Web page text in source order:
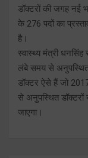
डॉक्टरों की जगह नई
के 276 पदों का
है।
स्वास्थ्य मंत्री
लंबे समय से अनुपस्थित
डॉक्टर ऐसे हैं जो
से अनुपस्थित डॉक्टरों
जाएगा।